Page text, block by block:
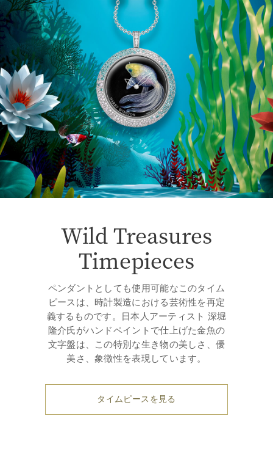
Wild Treasures
Timepieces
ペンダントとしても使用可能なこのタイム
ピースは、時計製造における芸術性を再定
義するものです。日本人アーティスト 深堀
隆介氏がハンドペイントで仕上げた金魚の
文字盤は、この特別な生き物の美しさ、優
美さ、象徴性を表現しています。
タイムピースを見る